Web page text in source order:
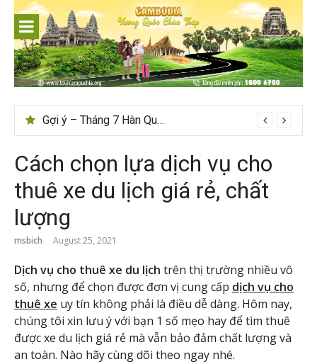
content
Tips du lịch Sri Lanka trọn vẹn cho người mới
Gợi ý – Tháng 7 Hàn Quốc nên đi đâu, mặc gì đẹp?
Cách chọn lựa dịch vụ cho
thuê xe du lịch giá rẻ, chất
lượng
msbich August 25, 2021
Dịch vụ cho thuê xe du lịch trên thị trường nhiều vô
số, nhưng để chọn được đơn vị cung cấp dịch vụ cho
thuê xe uy tín không phải là điều dễ dàng. Hôm nay,
chúng tôi xin lưu ý với bạn 1 số mẹo hay để tìm thuê
được xe du lịch giá rẻ mà vẫn bảo đảm chất lượng và
an toàn. Nào hãy cùng dõi theo ngay nhé.